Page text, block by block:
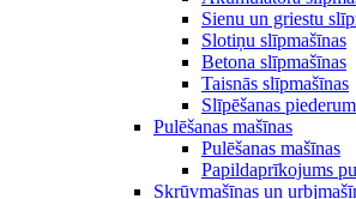
Sienu un griestu
Slotiņu slīpmašīnas
Betona slīpmašīnas
Taisnās slīpmašīnas
Slīpēšanas
Pulēšanas mašīnas
Pulēšanas mašīnas
Papildaprīkojums
Skrūvmašīnas un